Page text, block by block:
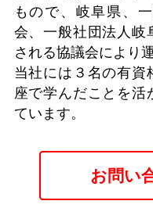
もので、岐阜県、
会、一般社団法人岐
される協議会により
当社には３名の有資
座で学んだことを活
ています。
お問い